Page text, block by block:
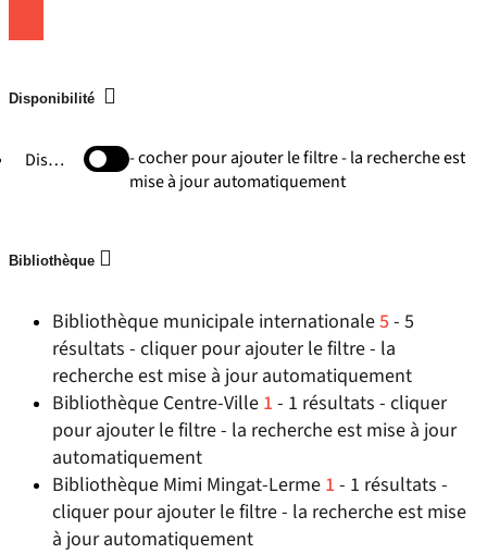
Disponibilité
Disponible
- cocher pour ajouter le filtre - la recherche est
mise à jour automatiquement
Bibliothèque
Bibliothèque municipale internationale5- 5
résultats - cliquer pour ajouter le filtre - la
recherche est mise à jour automatiquement
Bibliothèque Centre-Ville 1 - 1 résultats - cliquer
pour ajouter le filtre - la recherche est mise à jour
automatiquement
Bibliothèque Mimi Mingat-Lerme 1 - 1 résultats -
cliquer pour ajouter le filtre - la recherche est mise
à jour automatiquement